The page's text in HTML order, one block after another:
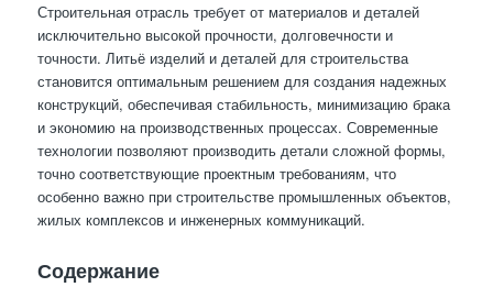
Строительная отрасль требует от материалов и деталей
исключительно высокой прочности, долговечности и
точности. Литьё изделий и деталей для строительства
становится оптимальным решением для создания надежных
конструкций, обеспечивая стабильность, минимизацию брака
и экономию на производственных процессах. Современные
технологии позволяют производить детали сложной формы,
точно соответствующие проектным требованиям, что
особенно важно при строительстве промышленных объектов,
жилых комплексов и инженерных коммуникаций.
Содержание